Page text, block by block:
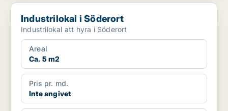
Industrilokal i Söderort
Industrilokal i Söderort
Industrilokal att hyra i Söderort
Areal
Ca. 5 m2
Pris pr. md.
Inte angivet